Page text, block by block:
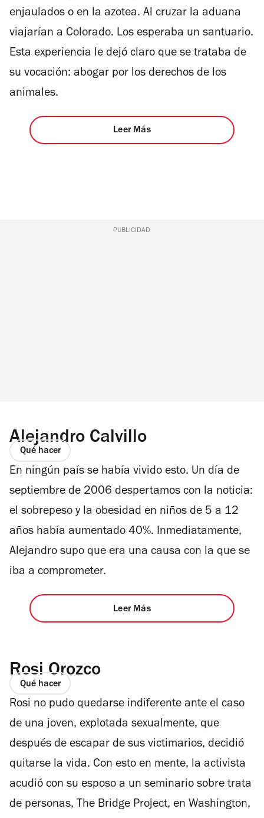
enjaulados o en la azotea. Al cruzar la aduana
viajarían a Colorado. Los esperaba un santuario.
Esta experiencia le dejó claro que se trataba de
su vocación: abogar por los derechos de los
animales.
Leer Más
PUBLICIDAD
Alejandro Calvillo
Qué hacer
En ningún país se había vivido esto. Un día de
septiembre de 2006 despertamos con la noticia:
el sobrepeso y la obesidad en niños de 5 a 12
años había aumentado 40%. Inmediatamente,
Alejandro supo que era una causa con la que se
iba a comprometer.
Leer Más
Rosi Orozco
Qué hacer
Rosi no pudo quedarse indiferente ante el caso
de una joven, explotada sexualmente, que
después de escapar de sus victimarios, decidió
quitarse la vida. Con esto en mente, la activista
acudió con su esposo a un seminario sobre trata
de personas, The Bridge Project, en Washington,